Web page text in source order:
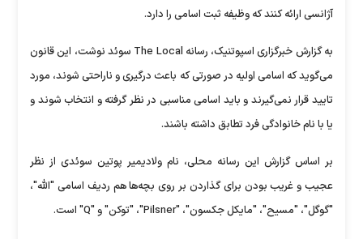
آژانسی ارائه کنند که وظیفه ثبت اسامی را دارد.
به گزارش خبرگزاری اسپوتنیک، رسانه‌ The Local سوئد نوشت، این قانون
می‌گوید که اسامی اولیه در صورتی که باعث درگیری و ناراحتی شوند، مورد
تایید قرار نمی‌گیرند و باید اسامی مناسبی در نظر گرفته و انتخاب شوند و
یا با نام خانوادگی فرد تطابق داشته باشند.
بر اساس گزارش این رسانه محلی، نام ولادیمیر پوتین سوئدی از نظر
عجیب و غریب بودن برای گذاردن بر روی بچه‌ها هم ردیف اسامی "الله"،
"گوگل"، "مسیح"، "مایکل جکسون"، "Pilsner"، "توکن" و "Q" است.